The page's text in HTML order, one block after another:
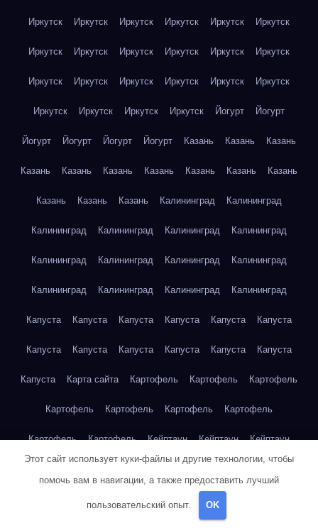
Иркутск Иркутск Иркутск Иркутск Иркутск Иркутск
Иркутск Иркутск Иркутск Иркутск Иркутск Иркутск
Иркутск Иркутск Иркутск Иркутск Иркутск Иркутск
Иркутск Иркутск Иркутск Иркутск Йогурт Йогурт
Йогурт Йогурт Йогурт Йогурт Казань Казань Казань
Казань Казань Казань Казань Казань Казань Казань
Казань Казань Казань Калининград Калининград
Калининград Калининград Калининград Калининград
Калининград Калининград Калининград Калининград
Калининград Калининград Калининград Калининград
Капуста Капуста Капуста Капуста Капуста Капуста
Капуста Капуста Капуста Капуста Капуста Капуста
Капуста Карта сайта Картофель Картофель Картофель
Картофель Картофель Картофель Картофель
Картофель Картофель Кейптаун Кейптаун Кейптаун
Кейптаун Кейптаун
Этот сайт использует куки-файлы и другие технологии, чтобы
помочь вам в навигации, а также предоставить лучший
пользовательский опыт. OK